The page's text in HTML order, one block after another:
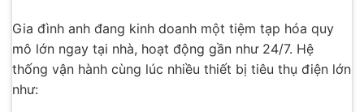
Gia đình anh đang kinh doanh một tiệm tạp hóa quy
mô lớn ngay tại nhà, hoạt động gần như 24/7. Hệ
thống vận hành cùng lúc nhiều thiết bị tiêu thụ điện lớn
như: